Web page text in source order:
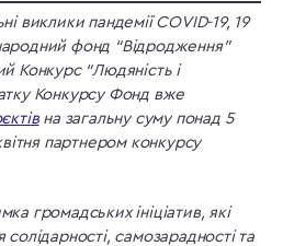
виклики пандемії COVID-19, 19
фонд “Відродження”
Конкурс “Людяність і
Конкурсу Фонд вже
на загальну суму понад 5
партнером конкурсу
громадських ініціатив, які
самозарадності та